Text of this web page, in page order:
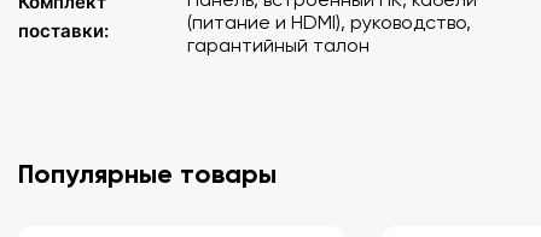
поставки:
(питание и HDMI), руководство,
гарантийный талон
Популярные товары